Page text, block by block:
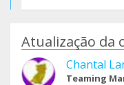
Atualização da
Chantal
Teaming